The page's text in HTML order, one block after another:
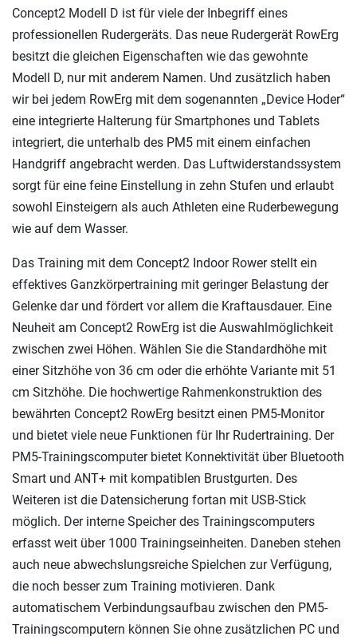
Concept2 Modell D ist für viele der Inbegriff eines
professionellen Rudergeräts. Das neue Rudergerät RowErg
besitzt die gleichen Eigenschaften wie das gewohnte
Modell D, nur mit anderem Namen. Und zusätzlich haben
wir bei jedem RowErg mit dem sogenannten „Device Hoder“
eine integrierte Halterung für Smartphones und Tablets
integriert, die unterhalb des PM5 mit einem einfachen
Handgriff angebracht werden. Das Luftwiderstandssystem
sorgt für eine feine Einstellung in zehn Stufen und erlaubt
sowohl Einsteigern als auch Athleten eine Ruderbewegung
wie auf dem Wasser.
Das Training mit dem Concept2 Indoor Rower stellt ein
effektives Ganzkörpertraining mit geringer Belastung der
Gelenke dar und fördert vor allem die Kraftausdauer. Eine
Neuheit am Concept2 RowErg ist die Auswahlmöglichkeit
zwischen zwei Höhen. Wählen Sie die Standardhöhe mit
einer Sitzhöhe von 36 cm oder die erhöhte Variante mit 51
cm Sitzhöhe. Die hochwertige Rahmenkonstruktion des
bewährten Concept2 RowErg besitzt einen PM5-Monitor
und bietet viele neue Funktionen für Ihr Rudertraining. Der
PM5-Trainingscomputer bietet Konnektivität über Bluetooth
Smart und ANT+ mit kompatiblen Brustgurten. Des
Weiteren ist die Datensicherung fortan mit USB-Stick
möglich. Der interne Speicher des Trainingscomputers
erfasst weit über 1000 Trainingseinheiten. Daneben stehen
auch neue abwechslungsreiche Spielchen zur Verfügung,
die noch besser zum Training motivieren. Dank
automatischem Verbindungsaufbau zwischen den PM5-
Trainingscomputern können Sie ohne zusätzlichen PC und